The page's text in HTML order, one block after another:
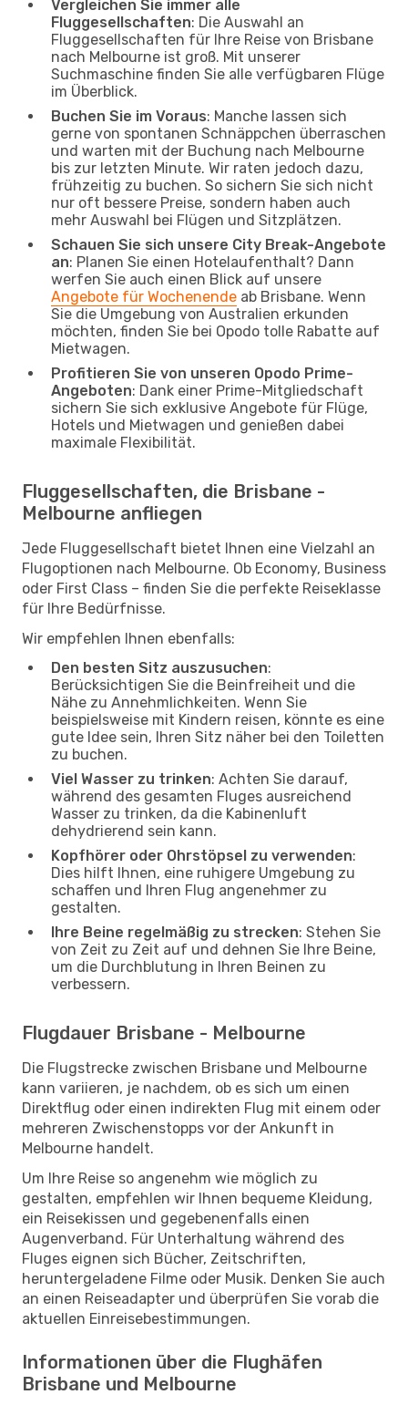
Vergleichen Sie immer alle
Fluggesellschaften: Die Auswahl an
Fluggesellschaften für Ihre Reise von Brisbane
nach Melbourne ist groß. Mit unserer
Suchmaschine finden Sie alle verfügbaren Flüge
im Überblick.
Buchen Sie im Voraus: Manche lassen sich
gerne von spontanen Schnäppchen überraschen
und warten mit der Buchung nach Melbourne
bis zur letzten Minute. Wir raten jedoch dazu,
frühzeitig zu buchen. So sichern Sie sich nicht
nur oft bessere Preise, sondern haben auch
mehr Auswahl bei Flügen und Sitzplätzen.
Schauen Sie sich unsere City Break-Angebote
an: Planen Sie einen Hotelaufenthalt? Dann
werfen Sie auch einen Blick auf unsere
Angebote für Wochenende ab Brisbane. Wenn
Sie die Umgebung von Australien erkunden
möchten, finden Sie bei Opodo tolle Rabatte auf
Mietwagen.
Profitieren Sie von unseren Opodo Prime-
Angeboten: Dank einer Prime-Mitgliedschaft
sichern Sie sich exklusive Angebote für Flüge,
Hotels und Mietwagen und genießen dabei
maximale Flexibilität.
Fluggesellschaften, die Brisbane -
Melbourne anfliegen
Jede Fluggesellschaft bietet Ihnen eine Vielzahl an
Flugoptionen nach Melbourne. Ob Economy, Business
oder First Class – finden Sie die perfekte Reiseklasse
für Ihre Bedürfnisse.
Wir empfehlen Ihnen ebenfalls:
Den besten Sitz auszusuchen:
Berücksichtigen Sie die Beinfreiheit und die
Nähe zu Annehmlichkeiten. Wenn Sie
beispielsweise mit Kindern reisen, könnte es eine
gute Idee sein, Ihren Sitz näher bei den Toiletten
zu buchen.
Viel Wasser zu trinken: Achten Sie darauf,
während des gesamten Fluges ausreichend
Wasser zu trinken, da die Kabinenluft
dehydrierend sein kann.
Kopfhörer oder Ohrstöpsel zu verwenden:
Dies hilft Ihnen, eine ruhigere Umgebung zu
schaffen und Ihren Flug angenehmer zu
gestalten.
Ihre Beine regelmäßig zu strecken: Stehen Sie
von Zeit zu Zeit auf und dehnen Sie Ihre Beine,
um die Durchblutung in Ihren Beinen zu
verbessern.
Flugdauer Brisbane - Melbourne
Die Flugstrecke zwischen Brisbane und Melbourne
kann variieren, je nachdem, ob es sich um einen
Direktflug oder einen indirekten Flug mit einem oder
mehreren Zwischenstopps vor der Ankunft in
Melbourne handelt.
Um Ihre Reise so angenehm wie möglich zu
gestalten, empfehlen wir Ihnen bequeme Kleidung,
ein Reisekissen und gegebenenfalls einen
Augenverband. Für Unterhaltung während des
Fluges eignen sich Bücher, Zeitschriften,
heruntergeladene Filme oder Musik. Denken Sie auch
an einen Reiseadapter und überprüfen Sie vorab die
aktuellen Einreisebestimmungen.
Informationen über die Flughäfen
Brisbane und Melbourne